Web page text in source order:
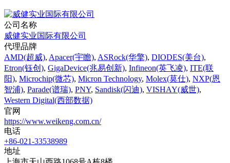
公司名称
威健实业国际有限公司
代理品牌
AMD(超威), Apacer(宇瞻), ASRock(华擎), DIODES(美台),
Etron(钰创), GigaDevice(兆易创新), Infineon(英飞凌), ITE(联
阳), Microchip(微芯), Micron Technology, Molex(莫仕), NXP(恩
智浦), Parade(谱瑞), PNY, Sandisk(闪迪), VISHAY(威世),
Western Digital(西部数据)
官网
https://www.weikeng.com.cn/
电话
+86-021-33538989
地址